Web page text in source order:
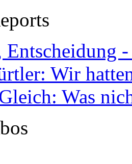
Entscheidung
Wir
Was